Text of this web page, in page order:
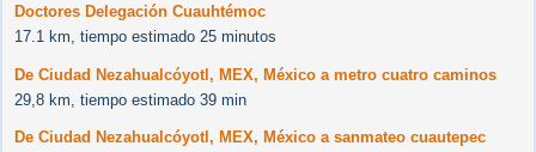
Doctores Delegación Cuauhtémoc
17.1 km, tiempo estimado 25 minutos
De Ciudad Nezahualcóyotl, MEX, México a metro cuatro caminos
29,8 km, tiempo estimado 39 min
De Ciudad Nezahualcóyotl, MEX, México a sanmateo cuautepec